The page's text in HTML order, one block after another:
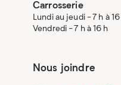
Carrosserie
Lundi au jeudi - 7 h à
Vendredi - 7 h à 16 h
Nous joindre